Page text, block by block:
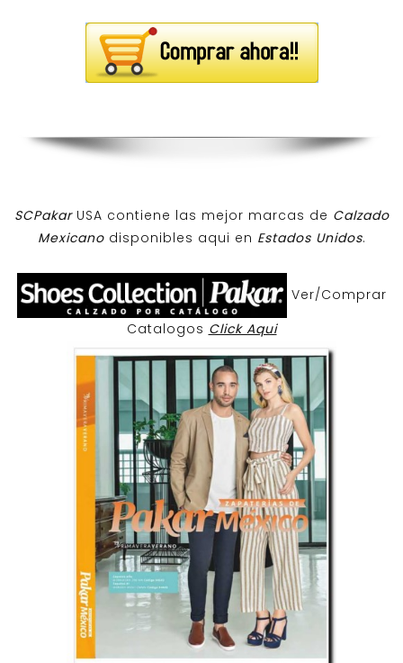
SCPakar USA contiene las mejor marcas de Calzado
Mexicanodisponibles aqui en Estados Unidos.
Ver/Comprar
Catalogos Click Aqui